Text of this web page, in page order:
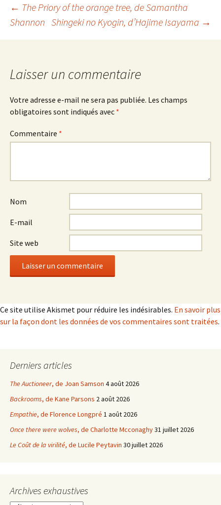
Navigation
des
articles
← The Priory of the orange tree, de Samantha
Shannon Shingeki no Kyogin, d’Hajime Isayama →
Laisser un commentaire
Votre adresse e-mail ne sera pas publiée. Les champs
obligatoires sont indiqués avec *
Commentaire *
Nom
E-mail
Site web
Ce site utilise Akismet pour réduire les indésirables. En savoir plus
sur la façon dont les données de vos commentaires sont traitées.
Derniers articles
The Auctioneer, de Joan Samson 4 août 2026
Backrooms, de Kane Parsons 2 août 2026
Empathie, de Florence Longpré 1 août 2026
Once there were wolves, de Charlotte Mcconaghy31 juillet 2026
Le Coût de la virilité, de Lucile Peytavin 30 juillet 2026
Archives exhaustives